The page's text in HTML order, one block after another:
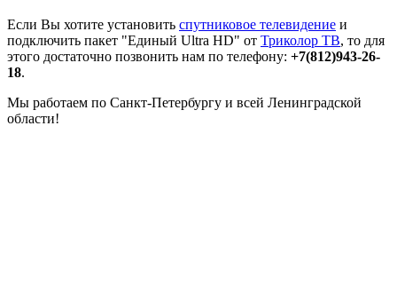
Если Вы хотите установить спутниковое телевидение и
подключить пакет "Единый Ultra HD" от Триколор ТВ, то для
этого достаточно позвонить нам по телефону: +7(812)943-26-
18.
Мы работаем по Санкт-Петербургу и всей Ленинградской
области!